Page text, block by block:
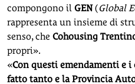
compongono il GEN(Global
rappresenta un insieme di
senso, che Cohousing
propri».
«Con questi emendamenti e
fatto tanto e la Provincia